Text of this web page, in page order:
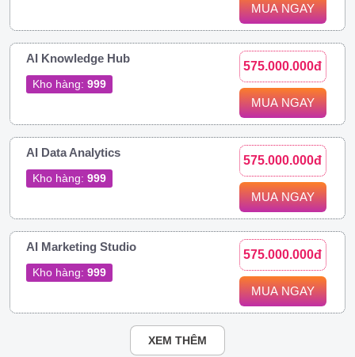
MUA NGAY
AI Knowledge Hub
Kho hàng: 999
575.000.000đ
MUA NGAY
AI Data Analytics
Kho hàng: 999
575.000.000đ
MUA NGAY
AI Marketing Studio
Kho hàng: 999
575.000.000đ
MUA NGAY
XEM THÊM